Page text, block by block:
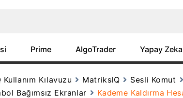
Prime AlgoTrader Yapay Zeka
Kılavuzu MatriksIQ
Sesli Komut
Bağımsız Ekranlar
Kademe Kaldırma